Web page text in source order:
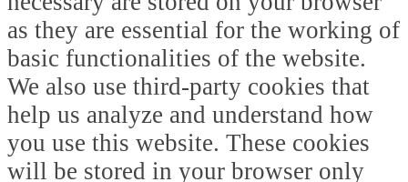
as they are essential for the working of
basic functionalities of the website.
We also use third-party cookies that
help us analyze and understand how
you use this website. These cookies
will be stored in your browser only